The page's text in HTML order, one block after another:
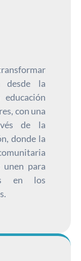
desde la
con una
de la
donde la
para
en los